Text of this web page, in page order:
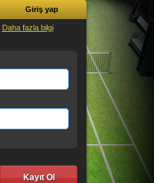
Giriş yap
Daha fazla bilgi
Kayıt Ol